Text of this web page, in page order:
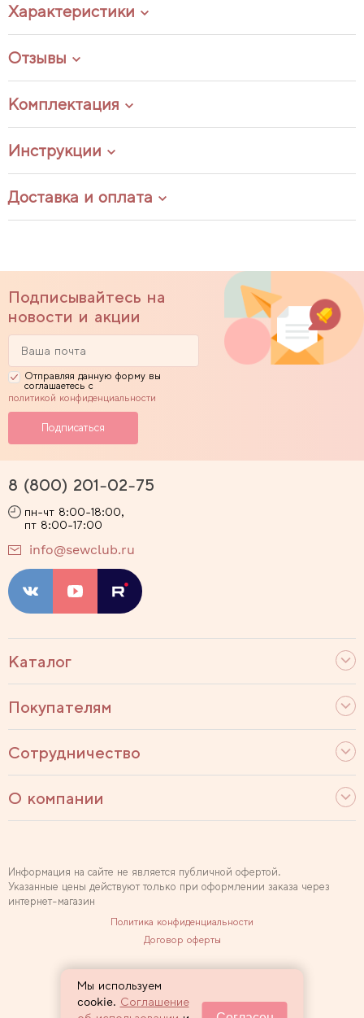
Характеристики
Отзывы
Комплектация
Инструкции
Доставка и оплата
Подписывайтесь на
новости и акции
Отправляя данную форму вы
соглашаетесь с
политикой конфиденциальности
Каталог
Покупателям
Сотрудничество
О компании
8 (800) 201-02-75
пн-чт 8:00-18:00,
пт 8:00-17:00
info@sewclub.ru
Информация на сайте не является публичной офертой.
Указанные цены действуют только при оформлении заказа через
интернет-магазин
Политика конфиденциальности
Договор оферты
Мы используем
cookie. Соглашение